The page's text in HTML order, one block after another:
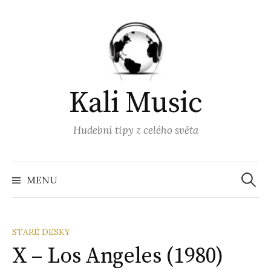
Kali Music
Hudební tipy z celého světa
MENU
STARÉ DESKY
X – Los Angeles (1980)